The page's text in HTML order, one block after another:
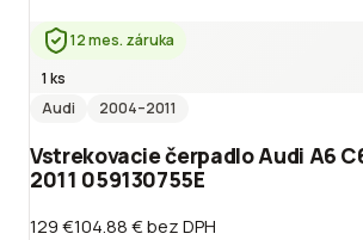
12 mes. záruka
1 ks
Audi
2004–2011
Vstrekovacie čerpadlo Audi A6
2011 059130755E
129 €104.88 €bez DPH